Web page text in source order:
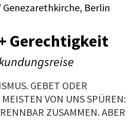
Berlin
Gerechtigkeit
GEBET ODER
VON UNS SPÜREN:
ZUSAMMEN. ABER